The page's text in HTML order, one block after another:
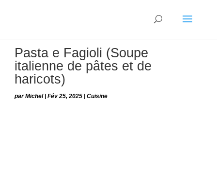
Pasta e Fagioli (Soupe
italienne de pâtes et de
haricots)
parMichel| Fév 25, 2025 Cuisine